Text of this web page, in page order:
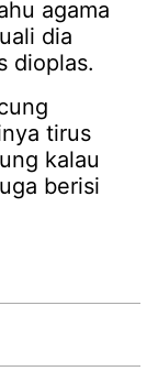
agama
dia
dioplas.
tirus
kalau
berisi